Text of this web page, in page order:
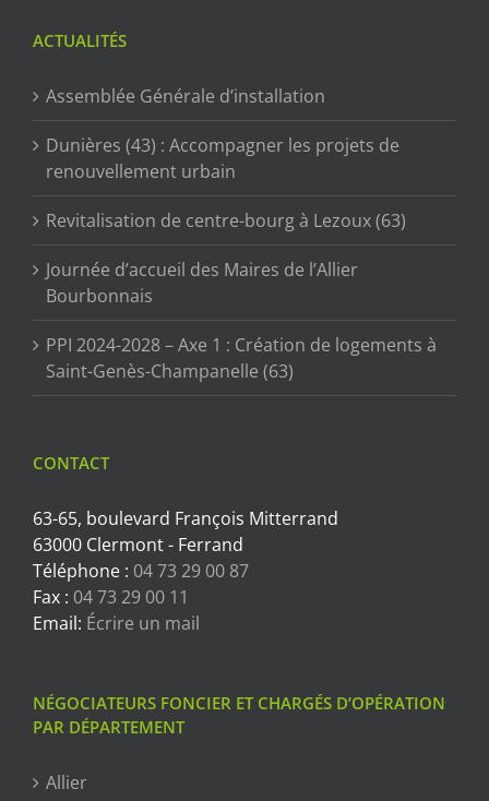
ACTUALITÉS
Assemblée Générale d’installation
Dunières (43) : Accompagner les projets de
renouvellement urbain
Revitalisation de centre-bourg à Lezoux (63)
Journée d’accueil des Maires de l’Allier
Bourbonnais
PPI 2024-2028 – Axe 1 : Création de logements à
Saint-Genès-Champanelle (63)
CONTACT
63-65, boulevard François Mitterrand
63000 Clermont - Ferrand
Téléphone : 04 73 29 00 87
Fax : 04 73 29 00 11
Email: Écrire un mail
NÉGOCIATEURS FONCIER ET CHARGÉS D’OPÉRATION
PAR DÉPARTEMENT
Allier